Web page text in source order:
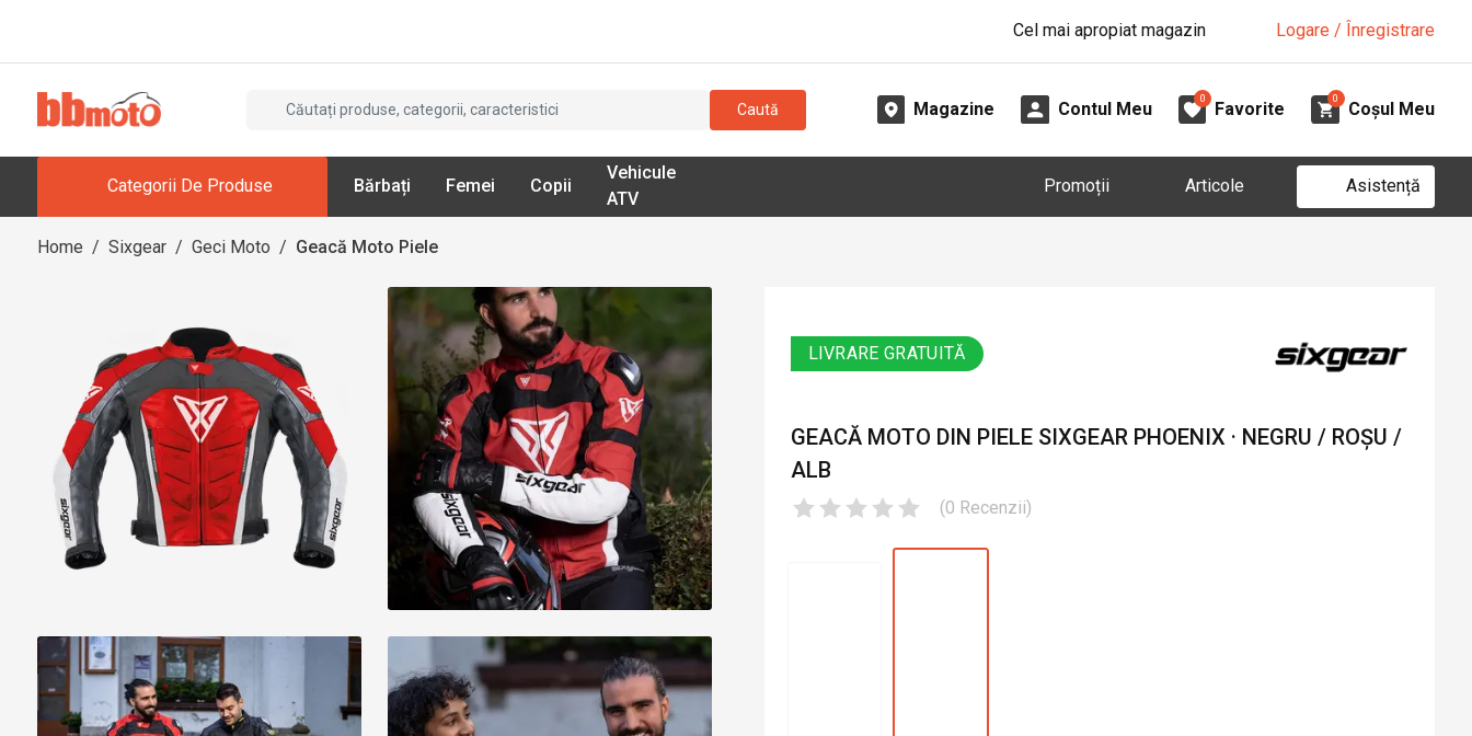
Cel mai apropiat magazin Logare / Înregistrare
Caută Magazine Contul Meu
0
Favorite
0
Coșul Meu
Categorii De Produse Bărbați Femei Copii
Vehicule
ATV
Promoții Articole Asistență
Home / Sixgear / Geci Moto / Geacă Moto Piele
LIVRARE GRATUITĂ
GEACĂ MOTO DIN PIELE SIXGEAR PHOENIX · NEGRU / ROȘU /
ALB
(0 Recenzii)